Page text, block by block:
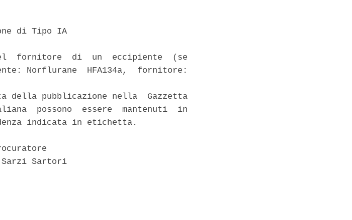
di Tipo IA
fornitore  di  un  eccipiente  (se
Norflurane  HFA134a,  fornitore:
della pubblicazione nella  Gazzetta
possono  essere  mantenuti  in
indicata in etichetta.
Sartori